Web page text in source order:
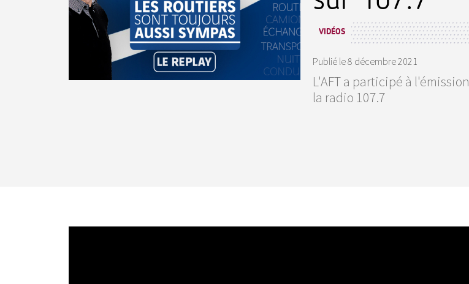
VIDÉOS
Publié le8 décembre 2021
L'AFT a participé à l'émission
la radio 107.7